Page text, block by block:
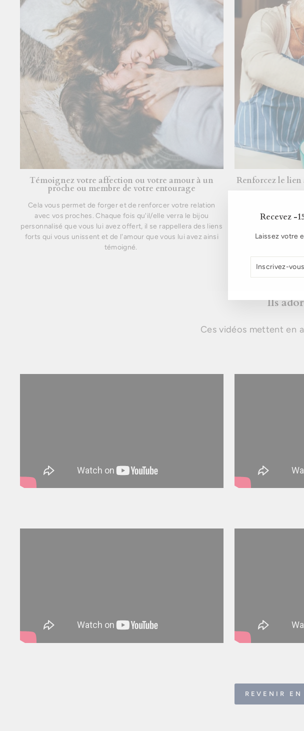
Recevez -
Laissez votre
VOUS
À
Témoignez votre affection ou votre amour à un
proche ou membre de votre entourage
Cela vous permet de forger et de renforcer votre relation
avec vos proches. Chaque fois qu'il/elle verra le bijou
personnalisé que vous lui avez offert, il se rappellera des liens
forts qui vous unissent et de l'amour que vous lui avez ainsi
témoigné.
Renforcez le lien
permettent de
chacun de ces
Ils
Ces vidéos mettent en
REVENIR